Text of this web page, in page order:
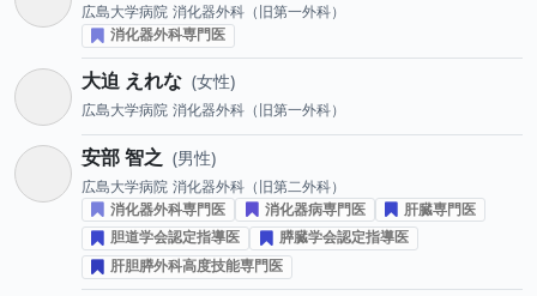
広島大学病院 消化器外科（旧第一外科）
消化器外科専門医
大迫 えれな 女性
広島大学病院 消化器外科（旧第一外科）
安部 智之 男性
広島大学病院 消化器外科（旧第二外科）
消化器外科専門医
消化器病専門医
肝臓専門医
胆道学会認定指導医
膵臓学会認定指導医
肝胆膵外科高度技能専門医